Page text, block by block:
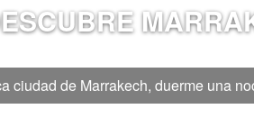
ciudad de Marrakech, duerme una